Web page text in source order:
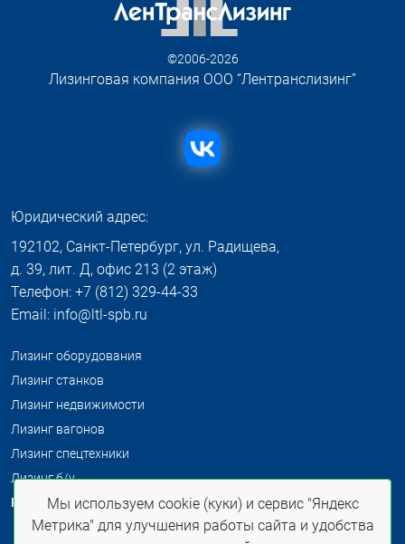
©2006-2026
Лизинговая компания ООО “Лентранслизинг”
Юридический адрес:
192102, Санкт-Петербург, ул. Радищева,
д. 39, лит. Д, офис 213 (2 этаж)
Телефон: +7 (812) 329-44-33
Email: info@ltl-spb.ru
Лизинг оборудования
Лизинг станков
Лизинг недвижимости
Лизинг вагонов
Лизинг спецтехники
Лизинг б/у
Распродажа б/у
Мы используем cookie (куки) и сервис "Яндекс
Метрика" для улучшения работы сайта и удобства